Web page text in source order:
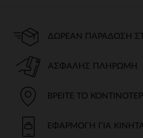
ΔΩΡΕΆΝ ΠΑΡΆΔΟΣΗ
ΑΣΦΑΛΉΣ ΠΛΗΡΩΜΉ
ΒΡΕΊΤΕ ΤΟ
ΕΦΑΡΜΟΓΉ ΓΙΑ